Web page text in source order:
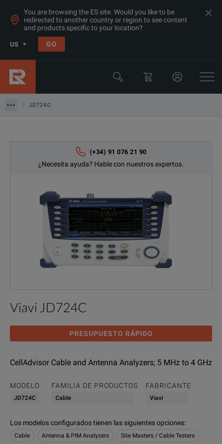
You are browsing the ES site. Would you like to be
redirected to another country or region to see content
and products specific to your location?
US GO
JD724C
Products
Viavi
JD724C
(+34) 91 076 21 90
¿Necesita ayuda? Hable con nuestros expertos.
Viavi JD724C
PRESUPUESTO RÁPIDO
CellAdvisor Cable and Antenna Analyzers; 5 MHz to 4 GHz
MODELO
JD724C
FAMILIA DE PRODUCTOS
Cable
FABRICANTE
Viavi
Los modelos configurados tienen las siguientes opciones:
Cable Antenna & PIM Analyzers Site Masters / Cable Testers